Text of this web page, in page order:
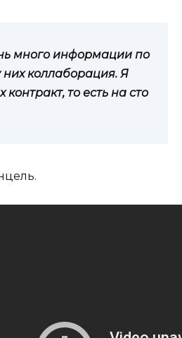
много информации по
них коллаборация. Я
контракт, то есть на сто